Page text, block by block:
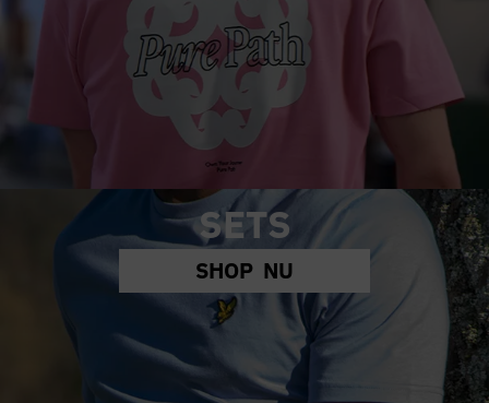
SETS
SHOP NU